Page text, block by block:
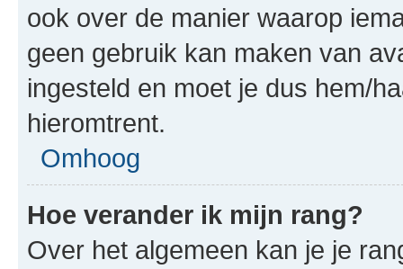
ook over de manier waarop
geen gebruik kan maken van
ingesteld en moet je dus hem/
hieromtrent.
Omhoog
Hoe verander ik mijn rang?
Over het algemeen kan je je